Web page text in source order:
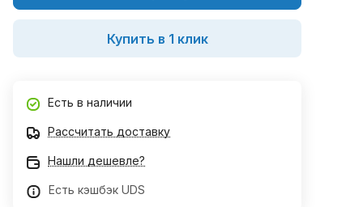
Купить в 1 клик
Есть в наличии
Рассчитать доставку
Нашли дешевле?
Есть кэшбэк UDS